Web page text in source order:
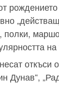
откъси
Дунав“,